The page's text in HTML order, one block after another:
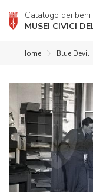
Catalogo dei
MUSEI CIVICI
Home Blue Devil